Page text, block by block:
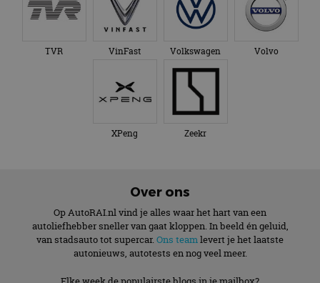
AutoRAI.nl is powered by
© AutoRAI.nl 2026
Cookies Privacyverklaring